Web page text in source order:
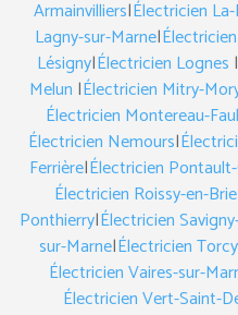
Armainvilliers|Électricien
Lagny-sur-Marne|
Lésigny|Électricien Lognes |
Melun |Électricien Mitry-
Électricien Montereau-
Électricien Nemours|
Ferrière|Électricien
Électricien Roissy-en-Brie
Ponthierry|Électricien
sur-Marne|Électricien Torcy
Électricien Vaires-sur-
Électricien Vert-Saint-